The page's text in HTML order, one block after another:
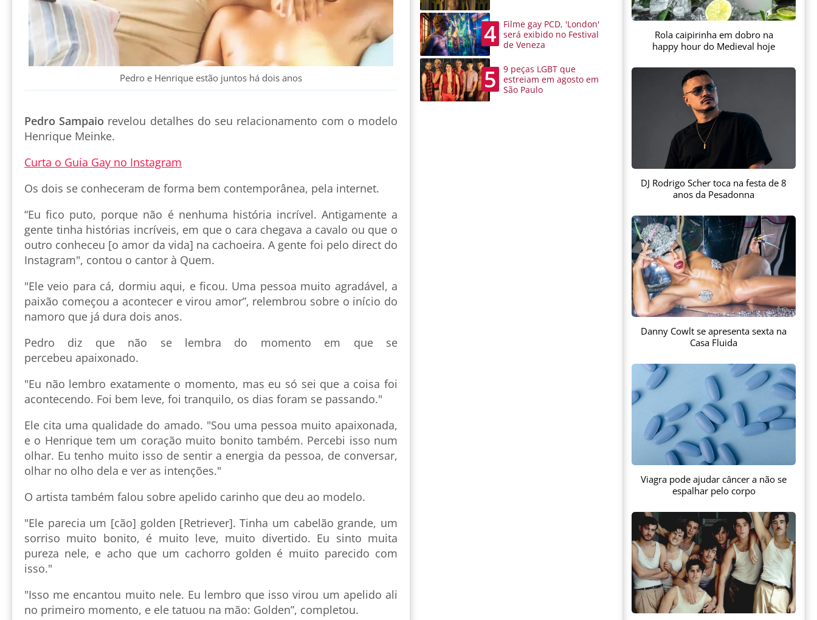
Pedro e Henrique estão juntos há dois anos
Pedro Sampaio revelou detalhes do seu relacionamento com o modelo
Henrique Meinke.
Curta o Guia Gay no Instagram
Os dois se conheceram de forma bem contemporânea, pela internet.
“Eu fico puto, porque não é nenhuma história incrível. Antigamente a
gente tinha histórias incríveis, em que o cara chegava a cavalo ou que o
outro conheceu [o amor da vida] na cachoeira. A gente foi pelo direct do
Instagram", contou o cantor à Quem.
"Ele veio para cá, dormiu aqui, e ficou. Uma pessoa muito agradável, a
paixão começou a acontecer e virou amor”, relembrou sobre o início do
namoro que já dura dois anos.
Pedro diz que não se lembra do momento em que se
percebeu apaixonado.
"Eu não lembro exatamente o momento, mas eu só sei que a coisa foi
acontecendo. Foi bem leve, foi tranquilo, os dias foram se passando."
Ele cita uma qualidade do amado. "Sou uma pessoa muito apaixonada,
e o Henrique tem um coração muito bonito também. Percebi isso num
olhar. Eu tenho muito isso de sentir a energia da pessoa, de conversar,
olhar no olho dela e ver as intenções."
O artista também falou sobre apelido carinho que deu ao modelo.
"Ele parecia um [cão] golden [Retriever]. Tinha um cabelão grande, um
sorriso muito bonito, é muito leve, muito divertido. Eu sinto muita
pureza nele, e acho que um cachorro golden é muito parecido com
isso."
"Isso me encantou muito nele. Eu lembro que isso virou um apelido ali
no primeiro momento, e ele tatuou na mão: Golden”, completou.
4
Filme gay PCD, 'London'
será exibido no Festival
de Veneza
5
9 peças LGBT que
estreiam em agosto em
São Paulo
Rola caipirinha em dobro na
happy hour do Medieval hoje
DJ Rodrigo Scher toca na festa de 8
anos da Pesadonna
Danny Cowlt se apresenta sexta na
Casa Fluida
Viagra pode ajudar câncer a não se
espalhar pelo corpo